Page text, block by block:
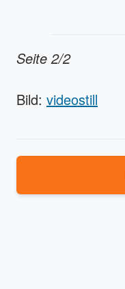
Seite 2/2
Bild: videostill